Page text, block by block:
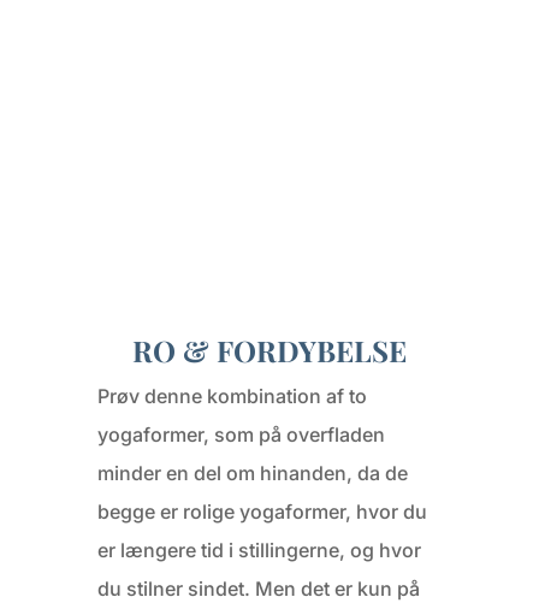
RO & FORDYBELSE
Prøv denne kombination af to
yogaformer, som på overfladen
minder en del om hinanden, da de
begge er rolige yogaformer, hvor du
er længere tid i stillingerne, og hvor
du stilner sindet. Men det er kun på